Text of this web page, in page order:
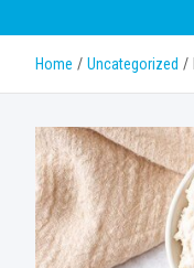
Home Uncategorized